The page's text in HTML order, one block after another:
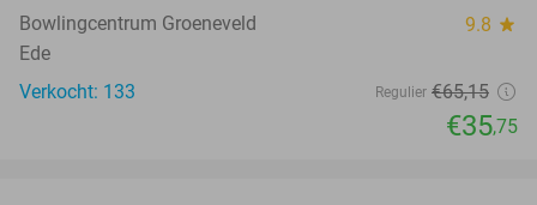
Bowlingcentrum Groeneveld 9.8 star
Ede
Verkocht: 133
Regulier €65,15
€35,75